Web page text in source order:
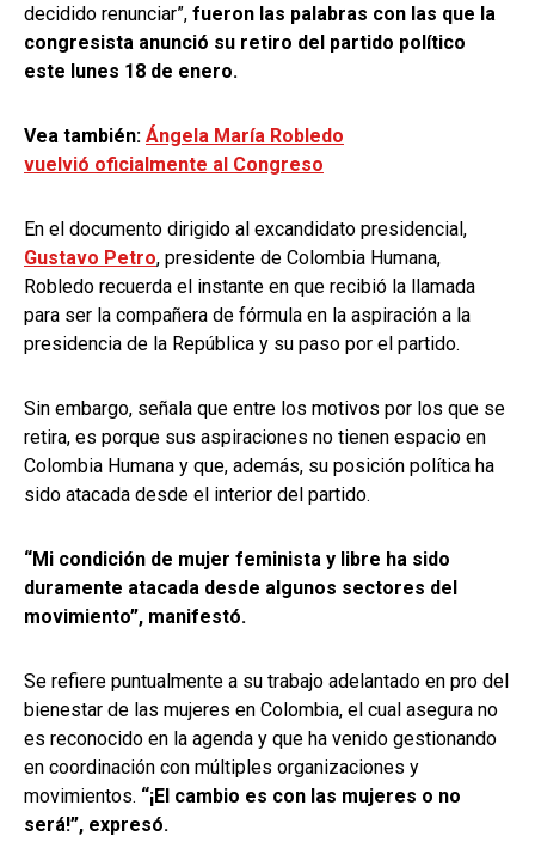
decidido renunciar”, fueron las palabras con las que la
congresista anunció su retiro del partido político
este lunes 18 de enero.
Vea también: Ángela María Robledo
vuelvió oficialmente al Congreso
En el documento dirigido al excandidato presidencial,
Gustavo Petro, presidente de Colombia Humana,
Robledo recuerda el instante en que recibió la llamada
para ser la compañera de fórmula en la aspiración a la
presidencia de la República y su paso por el partido.
Sin embargo, señala que entre los motivos por los que se
retira, es porque sus aspiraciones no tienen espacio en
Colombia Humana y que, además, su posición política ha
sido atacada desde el interior del partido.
“Mi condición de mujer feminista y libre ha sido
duramente atacada desde algunos sectores del
movimiento”, manifestó.
Se refiere puntualmente a su trabajo adelantado en pro del
bienestar de las mujeres en Colombia, el cual asegura no
es reconocido en la agenda y que ha venido gestionando
en coordinación con múltiples organizaciones y
movimientos. “¡El cambio es con las mujeres o no
será!”, expresó.